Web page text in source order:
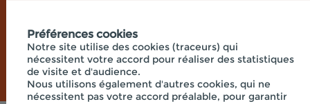
Préférences cookies
Notre site utilise des cookies (traceurs) qui
nécessitent votre accord pour réaliser des statistiques
de visite et d'audience.
Nous utilisons également d'autres cookies, qui ne
nécessitent pas votre accord préalable, pour garantir